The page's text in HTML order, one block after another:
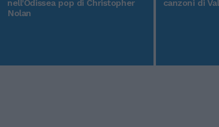
nell'Odissea pop di Christopher
Nolan
canzoni di